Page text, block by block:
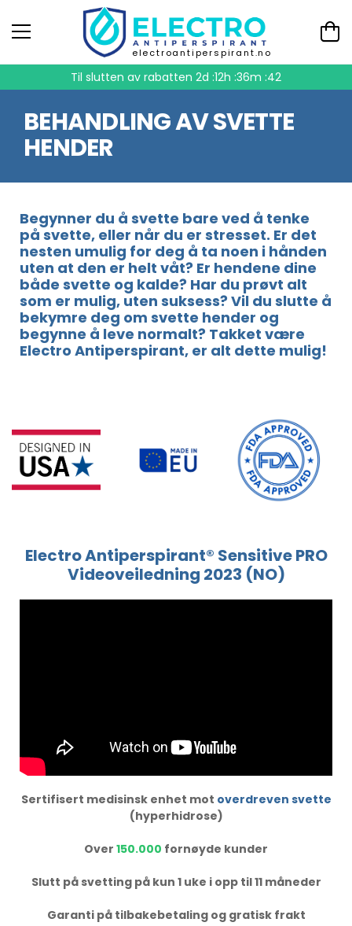
electroantiperspirant.no
Til slutten av rabatten2d :12h :36m :41
BEHANDLING AV SVETTE
HENDER
Begynner du å svette bare ved å tenke
på svette, eller når du er stresset. Er det
nesten umulig for deg å ta noen i hånden
uten at den er helt våt? Er hendene dine
både svette og kalde? Har du prøvt alt
som er mulig, uten suksess? Vil du slutte å
bekymre deg om svette hender og
begynne å leve normalt? Takket være
Electro Antiperspirant, er alt dette mulig!
Electro Antiperspirant® Sensitive PRO
Videoveiledning 2023 (NO)
Sertifisert medisinsk enhet mot overdreven svette
(hyperhidrose)
Over 150.000 fornøyde kunder
Slutt på svetting på kun 1 uke i opp til 11 måneder
Garanti på tilbakebetaling og gratisk frakt